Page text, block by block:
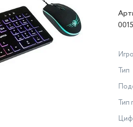
Тип
Тип